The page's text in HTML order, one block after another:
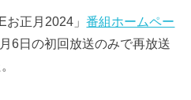
お正月2024」番組ホームペー
6日の初回放送のみで再放送